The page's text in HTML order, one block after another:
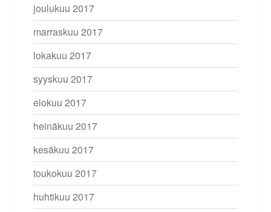
joulukuu 2017
marraskuu 2017
lokakuu 2017
syyskuu 2017
elokuu 2017
heinäkuu 2017
kesäkuu 2017
toukokuu 2017
huhtikuu 2017